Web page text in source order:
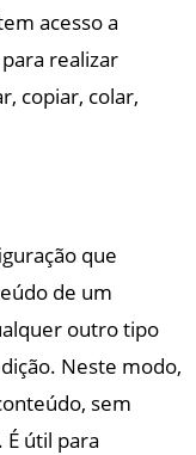
acesso a
realizar
copiar, colar,
que
de um
outro tipo
Neste modo,
sem
útil para